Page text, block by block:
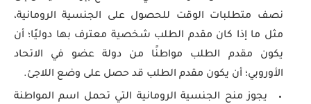
نصف متطلبات الوقت للحصول على الجنسية الرومانية،
مثل ما إذا كان مقدم الطلب شخصية معترف بها دوليًا؛ أن
يكون مقدم الطلب مواطنًا من دولة عضو في الاتحاد
الأوروبي؛ أن يكون مقدم الطلب قد حصل على وضع اللاجئ.
يجوز منح الجنسية الرومانية التي تحمل اسم المواطنة